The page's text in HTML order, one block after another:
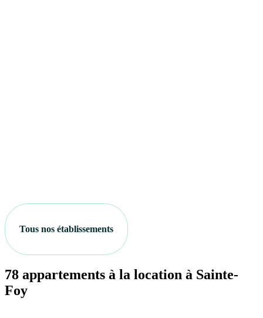
Tous nos établissements
78 appartements à la location à Sainte-
Foy